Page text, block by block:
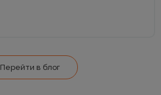
Перейти в блог